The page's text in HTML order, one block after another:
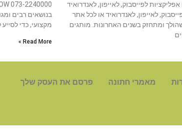
פיתוח אפליקציות לפייסבוק, לאייפון, לאנדרואיד
לאייפון, לאנדרואיד או לכל אתר
ומתחזק בשנים האחרונות. מותגים
בנושאים רבים
מקצועי, כדי לסייע
Read More »
מאמרי חתונה פרסם את העסק שלך